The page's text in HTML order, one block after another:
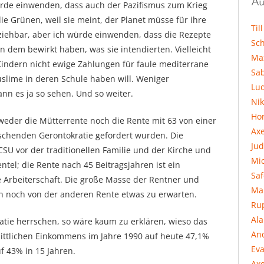
einwenden, dass auch der Pazifismus zum Krieg
Grünen, weil sie meint, der Planet müsse für ihre
aber ich würde einwenden, dass die Rezepte
dem bewirkt haben, was sie intendierten. Vielleicht
nicht ewige Zahlungen für faule mediterrane
in deren Schule haben will. Weniger
es ja so sehen. Und so weiter.
die Mütterrente noch die Rente mit 63 von einer
Gerontokratie gefordert wurden. Die
vor der traditionellen Familie und der Kirche und
die Rente nach 45 Beitragsjahren ist ein
Die große Masse der Rentner und
von der anderen Rente etwas zu erwarten.
herrschen, so wäre kaum zu erklären, wieso das
Einkommens im Jahre 1990 auf heute 47,1%
in 15 Jahren.